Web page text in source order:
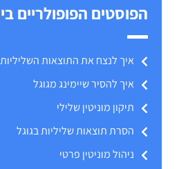
הפוסטים הפופולריים
איך לנצח את התוצאות השליליות
איך להסיר שיימינג מגוגל
תיקון מוניטין שלילי
הסרת תוצאות שליליות בגוגל
ניהול מוניטין פרטי